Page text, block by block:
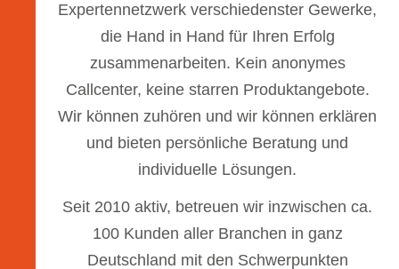
Expertennetzwerk verschiedenster Gewerke,
die Hand in Hand für Ihren Erfolg
zusammenarbeiten. Kein anonymes
Callcenter, keine starren Produktangebote.
Wir können zuhören und wir können erklären
und bieten persönliche Beratung und
individuelle Lösungen.
Seit 2010 aktiv, betreuen wir inzwischen ca.
100 Kunden aller Branchen in ganz
Deutschland mit den Schwerpunkten